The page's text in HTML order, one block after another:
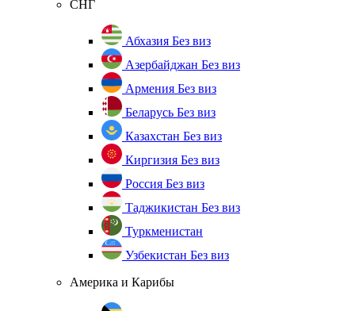
СНГ
Абхазия Без виз
Азербайджан Без виз
Армения Без виз
Беларусь Без виз
Казахстан Без виз
Киргизия Без виз
Россия Без виз
Таджикистан Без виз
Туркменистан
Узбекистан Без виз
Америка и Карибы